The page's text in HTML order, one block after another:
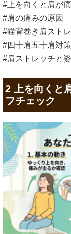
#上を向くと肩が
#肩の痛みの原因
#猫背巻き肩スト
#四十肩五十肩対策
#肩ストレッチと
2 上を向くと
フチェック